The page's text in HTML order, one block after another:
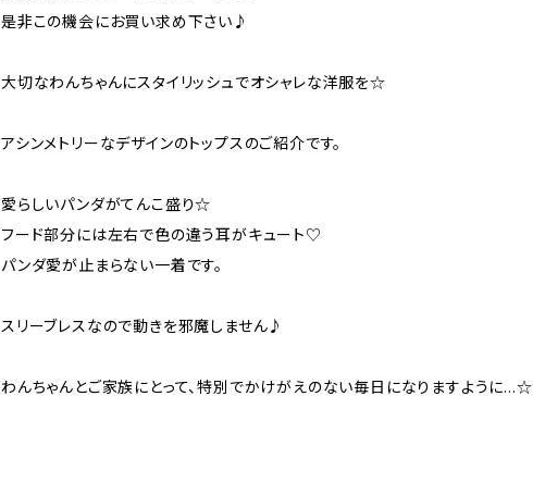
是非この機会にお買い求め下さい♪
大切なわんちゃんにスタイリッシュでオシャレな洋服を☆
アシンメトリーなデザインのトップスのご紹介です。
愛らしいパンダがてんこ盛り☆
フード部分には左右で色の違う耳がキュート♡
パンダ愛が止まらない一着です。
スリーブレスなので動きを邪魔しません♪
わんちゃんとご家族にとって、特別でかけがえのない毎日になりますように…☆